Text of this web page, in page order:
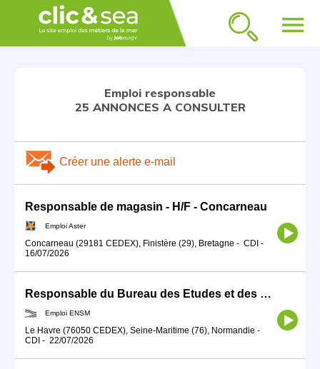
menu
Emploi responsable
25 ANNONCES A CONSULTER
Créer une alerte e-mail
Responsable de magasin - H/F - Concarneau
Emploi Aster
Concarneau (29181 CEDEX), Finistère (29), Bretagne - CDI -
16/07/2026
Responsable du Bureau des Etudes et des Formations (BEF)
Emploi ENSM
Le Havre (76050 CEDEX), Seine-Maritime (76), Normandie -
CDI - 22/07/2026